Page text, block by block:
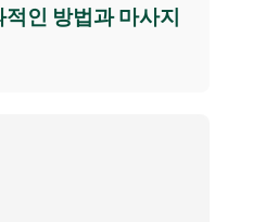
인 방법과 마사지